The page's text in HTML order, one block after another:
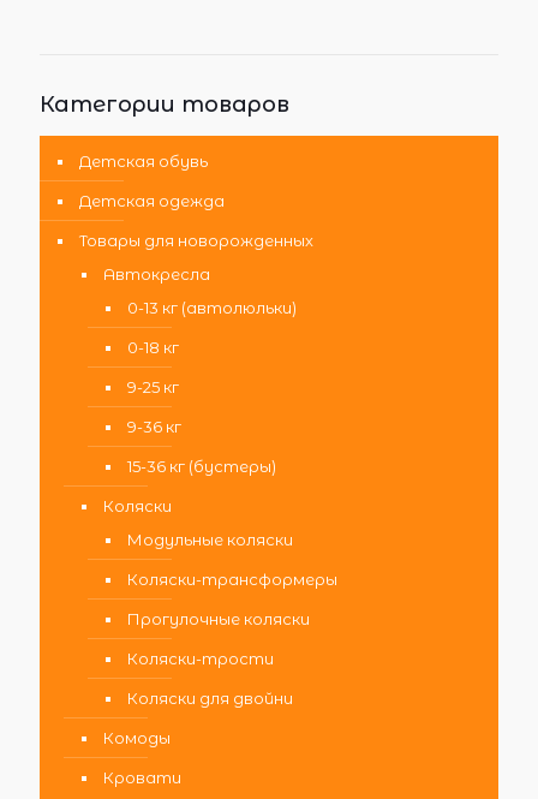
Категории товаров
Детская обувь
Детская одежда
Товары для новорожденных
Автокресла
0-13 кг (автолюльки)
0-18 кг
9-25 кг
9-36 кг
15-36 кг (бустеры)
Коляски
Модульные коляски
Коляски-трансформеры
Прогулочные коляски
Коляски-трости
Коляски для двойни
Комоды
Кровати